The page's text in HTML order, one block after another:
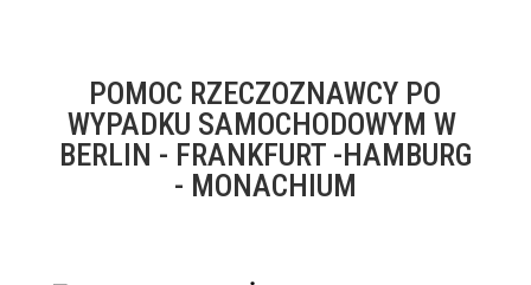
POMOC RZECZOZNAWCY PO
WYPADKU SAMOCHODOWYM W
BERLIN - FRANKFURT -HAMBURG
- MONACHIUM